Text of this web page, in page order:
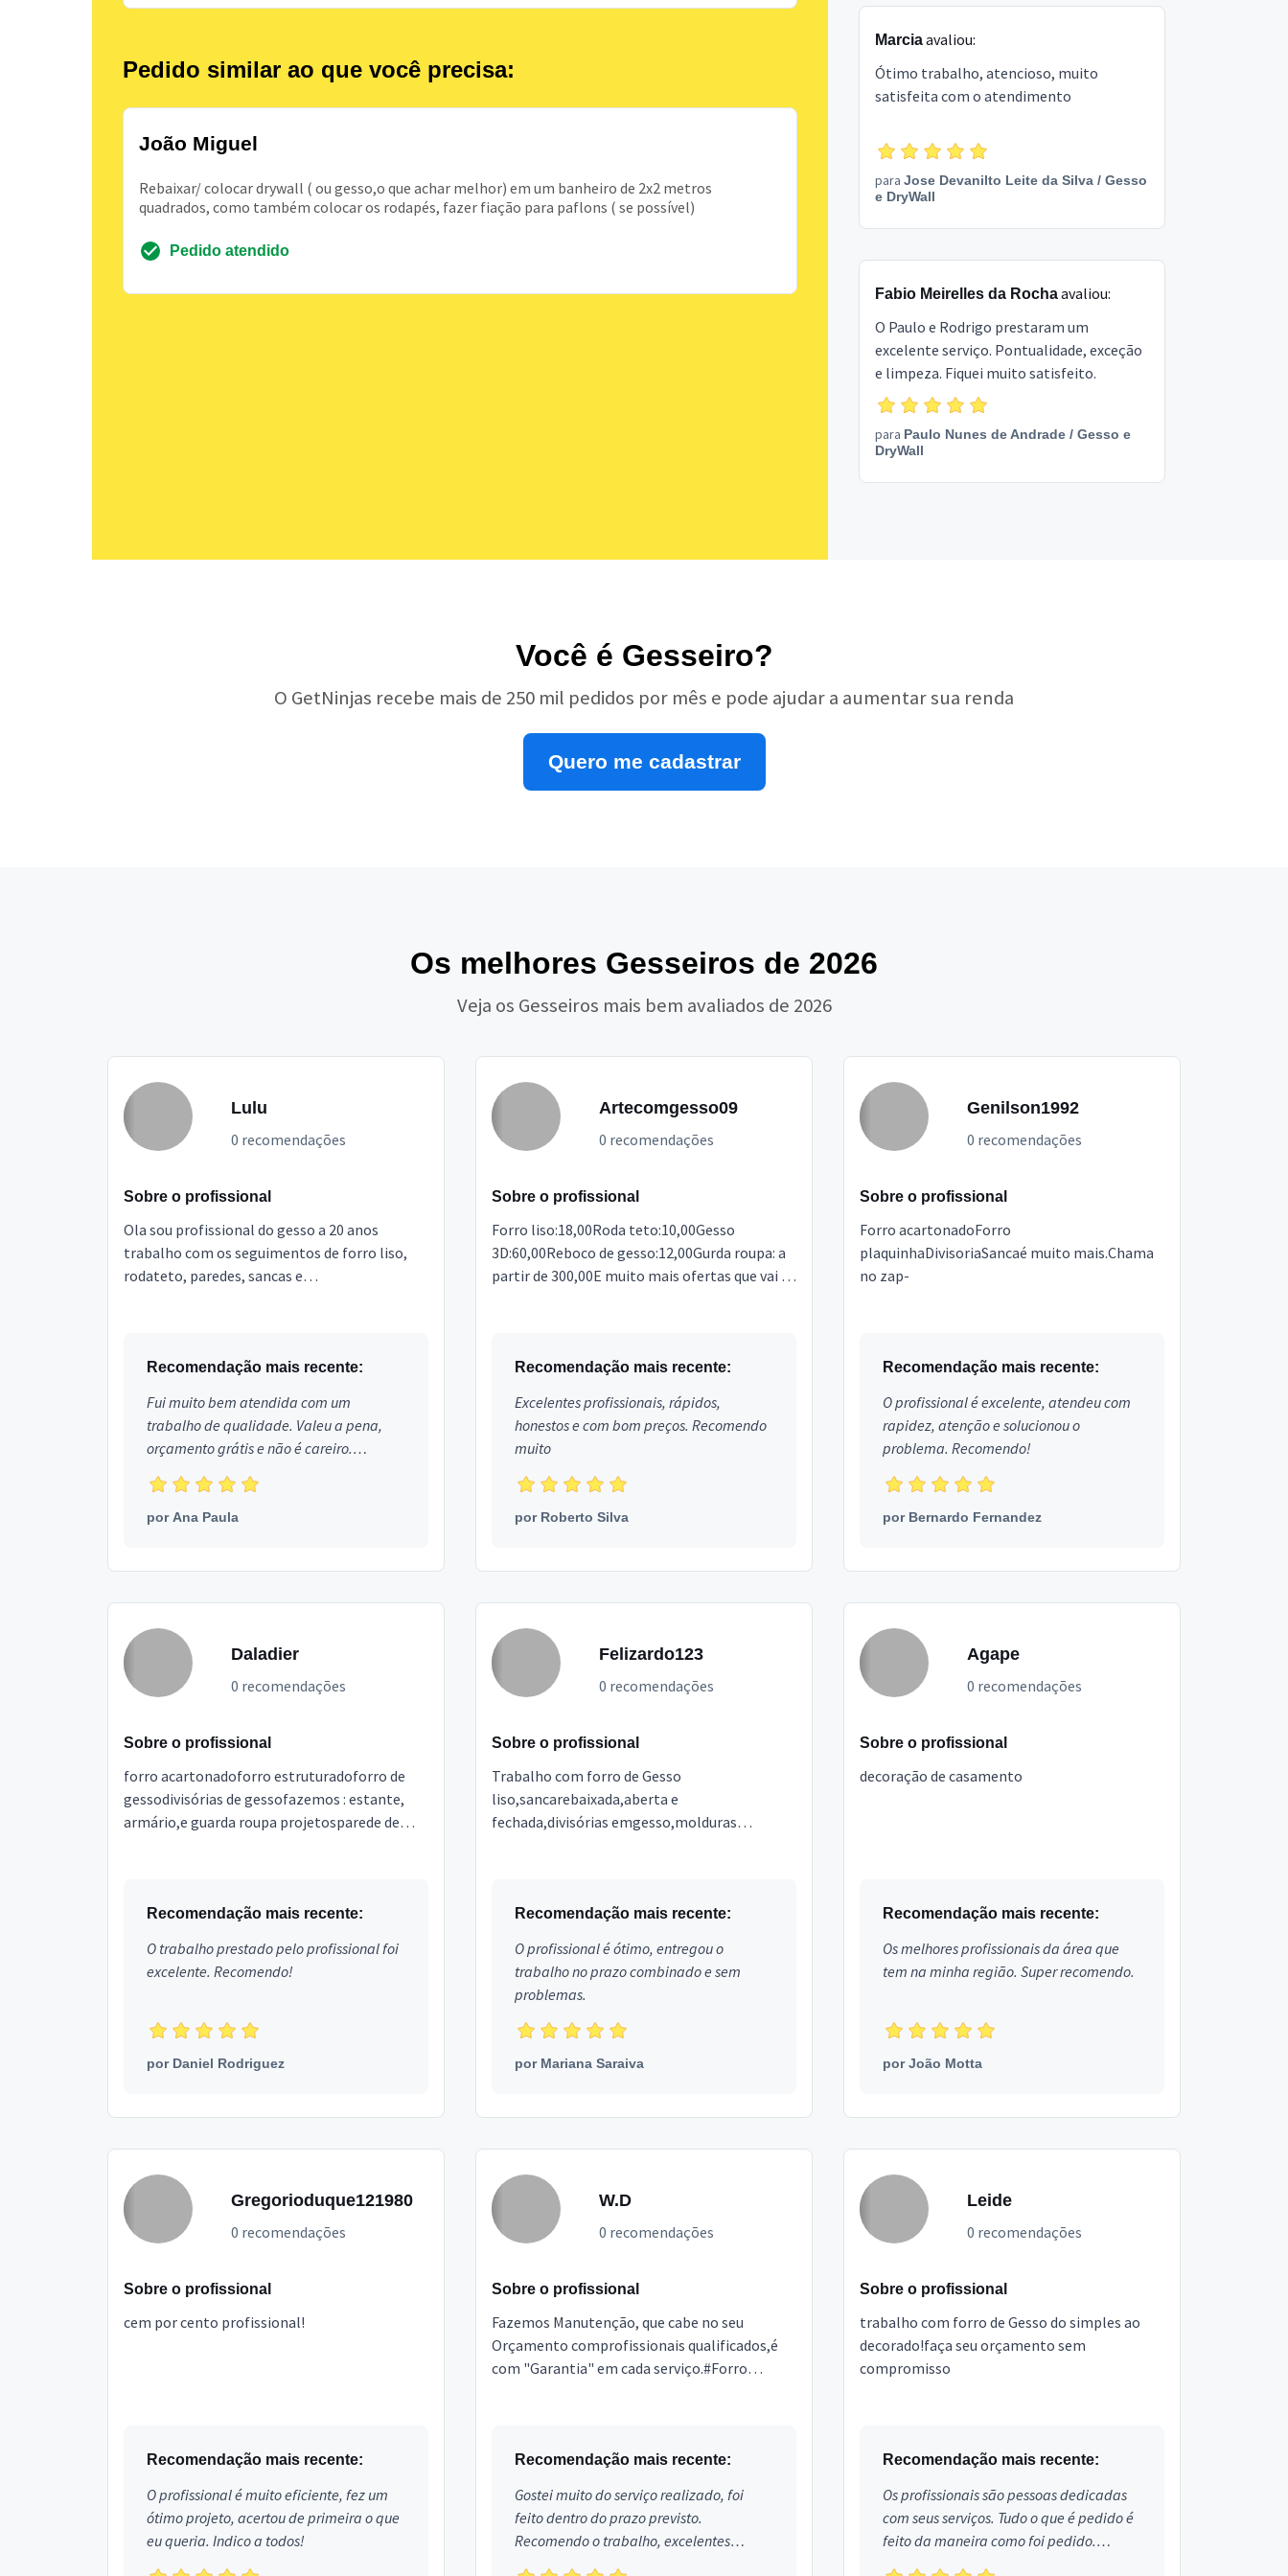
Pedido similar ao que você precisa:
João Miguel
Rebaixar/ colocar drywall ( ou gesso,o que achar melhor) em um banheiro de 2x2 metros
quadrados, como também colocar os rodapés, fazer fiação para paflons ( se possível)
Pedido atendido
Marciaavaliou:
Ótimo trabalho, atencioso, muito
satisfeita com o atendimento
para Jose Devanilto Leite da Silva / Gesso
e DryWall
Fabio Meirelles da Rochaavaliou:
O Paulo e Rodrigo prestaram um
excelente serviço. Pontualidade, exceção
e limpeza. Fiquei muito satisfeito.
para Paulo Nunes de Andrade / Gesso e
DryWall
Você é Gesseiro?
O GetNinjas recebe mais de 250 mil pedidos por mês e pode ajudar a aumentar sua renda
Quero me cadastrar
Os melhores Gesseiros de 2026
Veja os Gesseiros mais bem avaliados de 2026
Lulu
0 recomendações
Sobre o profissional
Ola sou profissional do gesso a 20 anos
trabalho com os seguimentos de forro liso,
rodateto, paredes, sancas e
Recomendação mais recente:
Fui muito bem atendida com um
trabalho de qualidade. Valeu a pena,
orçamento grátis e não é careiro.
Obrigada!
por Ana Paula
Artecomgesso09
0 recomendações
Sobre o profissional
Forro liso:18,00Roda teto:10,00Gesso
3D:60,00Reboco de gesso:12,00Gurda roupa: a
partir de 300,00E muito mais ofertas que vai te
Recomendação mais recente:
Excelentes profissionais, rápidos,
honestos e com bom preços. Recomendo
muito
por Roberto Silva
Genilson1992
0 recomendações
Sobre o profissional
Forro acartonadoForro
plaquinhaDivisoriaSancaé muito mais.Chama
no zap-
Recomendação mais recente:
O profissional é excelente, atendeu com
rapidez, atenção e solucionou o
problema. Recomendo!
por Bernardo Fernandez
Daladier
0 recomendações
Sobre o profissional
forro acartonadoforro estruturadoforro de
gessodivisórias de gessofazemos : estante,
armário,e guarda roupa projetosparede de
Recomendação mais recente:
O trabalho prestado pelo profissional foi
excelente. Recomendo!
por Daniel Rodriguez
Felizardo123
0 recomendações
Sobre o profissional
Trabalho com forro de Gesso
liso,sancarebaixada,aberta e
fechada,divisórias emgesso,molduras
Recomendação mais recente:
O profissional é ótimo, entregou o
trabalho no prazo combinado e sem
problemas.
por Mariana Saraiva
Agape
0 recomendações
Sobre o profissional
decoração de casamento
Recomendação mais recente:
Os melhores profissionais da área que
tem na minha região. Super recomendo.
porJoão Motta
Gregorioduque121980
0 recomendações
Sobre o profissional
cem por cento profissional!
Recomendação mais recente:
O profissional é muito eficiente, fez um
ótimo projeto, acertou de primeira o que
eu queria. Indico a todos!
W.D
0 recomendações
Sobre o profissional
Fazemos Manutenção, que cabe no seu
Orçamento comprofissionais qualificados,é
com "Garantia" em cada serviço.#Forro
Recomendação mais recente:
Gostei muito do serviço realizado, foi
feito dentro do prazo previsto.
Recomendo o trabalho, excelentes
profissionais.
Leide
0 recomendações
Sobre o profissional
trabalho com forro de Gesso do simples ao
decorado!faça seu orçamento sem
compromisso
Recomendação mais recente:
Os profissionais são pessoas dedicadas
com seus serviços. Tudo o que é pedido é
feito da maneira como foi pedido.
Aprovado!